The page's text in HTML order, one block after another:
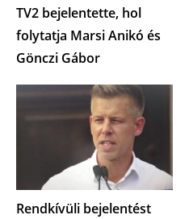
TV2 bejelentette, hol
folytatja Marsi Anikó és
Gönczi Gábor
Rendkívüli bejelentést